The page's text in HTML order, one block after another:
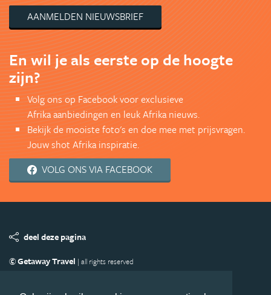
AANMELDEN NIEUWSBRIEF
En wil je als eerste op de hoogte
zijn?
Volg ons op Facebook voor exclusieve
Afrika aanbiedingen en leuk Afrika nieuws.
Bekijk de mooiste foto's en doe mee met prijsvragen.
Jouw shot Afrika inspiratie.
VOLG ONS VIA FACEBOOK
deel deze pagina
© Getaway Travel | all rights reserved